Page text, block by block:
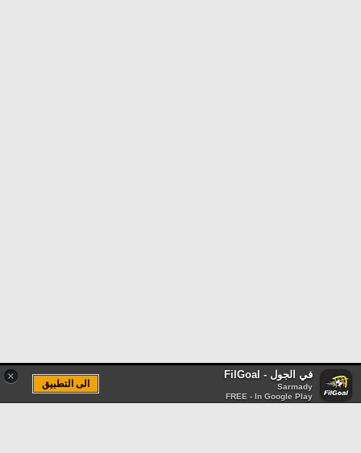
× في الجول - FilGoal
Sarmady
FREE - In Google Play
الى التطبيق